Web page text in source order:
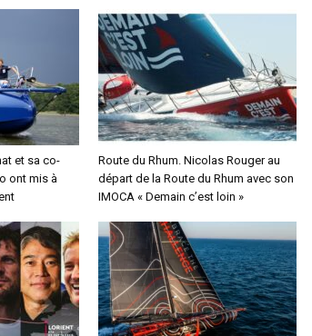
et sa co-
ont mis à
Route du Rhum. Nicolas Rouger au
départ de la Route du Rhum avec son
IMOCA « Demain c’est loin »